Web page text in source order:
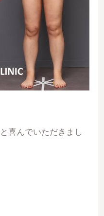
喜んでいただきまし